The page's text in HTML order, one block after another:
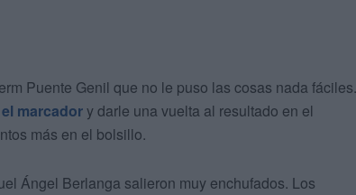
Puente Genil que no le puso las cosas nada fáciles.
marcadory darle una vuelta al resultado en el
más en el bolsillo.
Ángel Berlanga salieron muy enchufados. Los